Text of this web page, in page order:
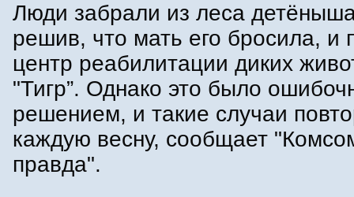
Люди забрали из леса
решив, что мать его бросила, и
центр реабилитации диких
"Тигр”. Однако это было
решением, и такие случаи
каждую весну, сообщает
правда".